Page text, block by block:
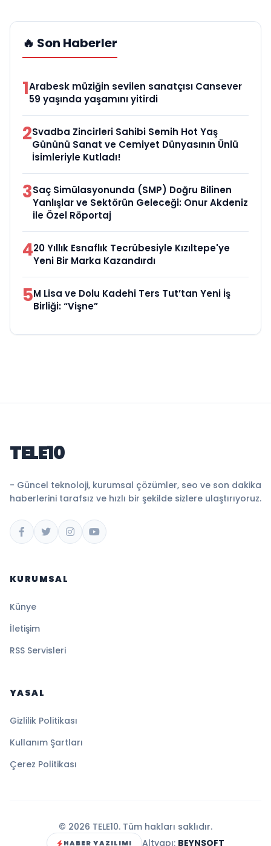
🔥 Son Haberler
1Arabesk müziğin sevilen sanatçısı Cansever
59 yaşında yaşamını yitirdi
2Svadba Zincirleri Sahibi Semih Hot Yaş
Gününü Sanat ve Cemiyet Dünyasının Ünlü
İsimleriyle Kutladı!
3Saç Simülasyonunda (SMP) Doğru Bilinen
Yanlışlar ve Sektörün Geleceği: Onur Akdeniz
ile Özel Röportaj
420 Yıllık Esnaflık Tecrübesiyle Kızıltepe'ye
Yeni Bir Marka Kazandırdı
5M Lisa ve Dolu Kadehi Ters Tut’tan Yeni İş
Birliği: “Vişne”
TELE10
- Güncel teknoloji, kurumsal çözümler, seo ve son dakika
haberlerini tarafsız ve hızlı bir şekilde sizlere ulaştırıyoruz.
KURUMSAL
Künye
İletişim
RSS Servisleri
YASAL
Gizlilik Politikası
Kullanım Şartları
Çerez Politikası
© 2026 TELE10. Tüm hakları saklıdır.
HABER YAZILIMI Altyapı: BEYNSOFT